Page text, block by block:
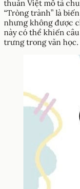
thuần Việt mô tả
“Tròng trành” là
nhưng không được
này có thể khiến
trưng trong văn học.